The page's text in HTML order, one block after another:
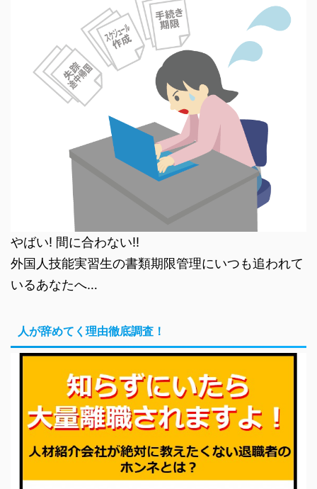
やばい! 間に合わない!!
外国人技能実習生の書類期限管理にいつも追われて
いるあなたへ…
人が辞めてく理由徹底調査！